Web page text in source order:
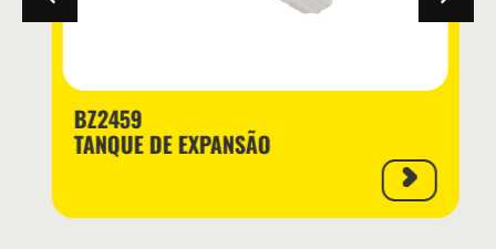
BZ2459
TANQUE DE EXPANSÃO